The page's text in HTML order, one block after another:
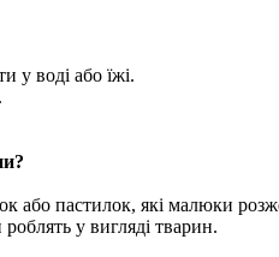
у воді або їжі.
або пастилок, які малюки
у вигляді тварин.